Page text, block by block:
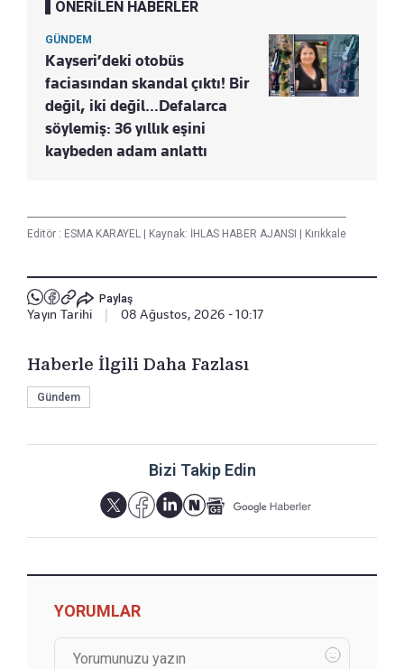
ÖNERİLEN HABERLER
GÜNDEM
Kayseri’deki otobüs
faciasından skandal çıktı! Bir
değil, iki değil…Defalarca
söylemiş: 36 yıllık eşini
kaybeden adam anlattı
Editör : ESMA KARAYEL Kaynak: İHLAS HABER AJANSI Kırıkkale
Paylaş
Yayın Tarihi 08 Ağustos, 2026 - 10:17
Haberle İlgili Daha Fazlası
Gündem
Bizi Takip Edin
YORUMLAR